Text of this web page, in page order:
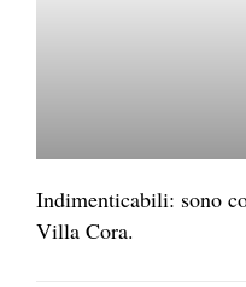
Indimenticabili: sono
Villa Cora.